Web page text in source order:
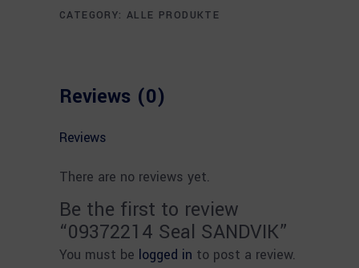
CATEGORY:ALLE PRODUKTE
Reviews (0)
Reviews
There are no reviews yet.
Be the first to review
“09372214 Seal SANDVIK”
You must be logged in to post a review.